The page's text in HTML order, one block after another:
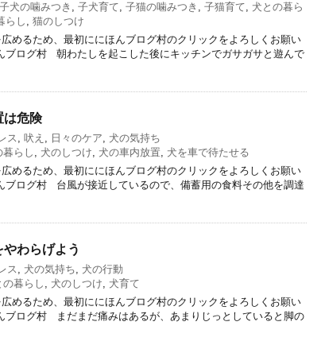
子犬の噛みつき , 子犬育て, 子猫の噛みつき , 子猫育て, 犬との暮ら
らし, 猫のしつけ
めるため、最初ににほんブログ村のクリックをよろしくお願い
ログ村 朝わたしを起こした後にキッチンでガサガサと遊んで
は危険
ス , 吠え , 日々のケア, 犬の気持ち
暮らし , 犬のしつけ, 犬の車内放置, 犬を車で待たせる
めるため、最初ににほんブログ村のクリックをよろしくお願い
ログ村 台風が接近しているので、備蓄用の食料その他を調達
わらげよう
ス , 犬の気持ち, 犬の行動
の暮らし , 犬のしつけ, 犬育て
めるため、最初ににほんブログ村のクリックをよろしくお願い
ログ村 まだまだ痛みはあるが、あまりじっとしていると脚の